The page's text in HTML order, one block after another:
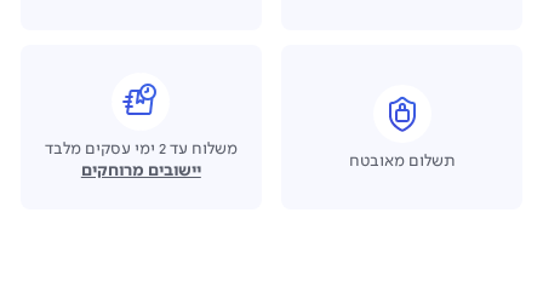
תשלום מאובטח
משלוח עד 2 ימי עסקים מלבד
יישובים מרוחקים